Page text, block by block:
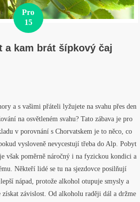
Pro
15
a kam brát šípkový čaj
a s vašimi přáteli lyžujete na svahu přes den
na osvětleném svahu? Tato zábava je pro
v porovnání s Chorvatskem je to něco, co
vysloveně nevycestují třeba do Alp. Pobyt
však poměrně náročný i na fyzickou kondici a
Někteří lidé se tu na sjezdovce posilňují
nápad, protože alkohol otupuje smysly a
závislost. Od alkoholu raději dál a držme